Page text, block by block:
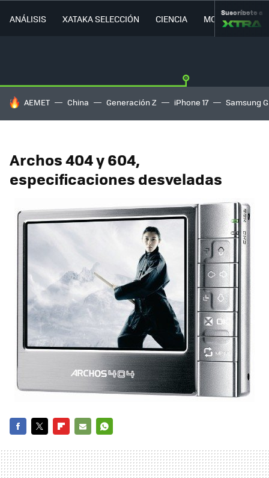
ANÁLISIS XATAKA SELECCIÓN CIENCIA MOVILIDAD
Suscríbete a
HOY SE HABLA DE
AEMET China Generación Z iPhone 17 Samsung
Archos 404 y 604,
especificaciones desveladas
MAIL